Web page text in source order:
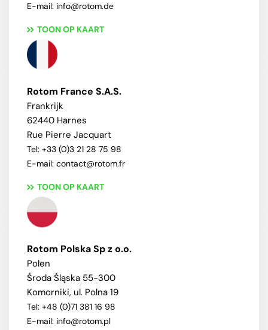
E-mail: info@rotom.de
TOON OP KAART
Rotom France S.A.S.
Frankrijk
62440 Harnes
Rue Pierre Jacquart
Tel: +33 (0)3 21 28 75 98
E-mail: contact@rotom.fr
TOON OP KAART
Rotom Polska Sp z o.o.
Polen
Środa Śląska 55-300
Komorniki, ul. Polna 19
Tel: +48 (0)71 381 16 98
E-mail: info@rotom.pl